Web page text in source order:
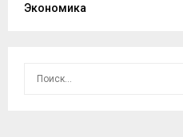
Экономика